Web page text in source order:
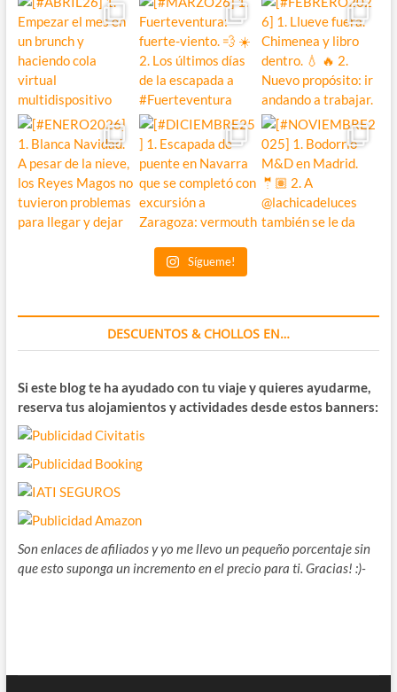
Sígueme!
DESCUENTOS & CHOLLOS EN…
Si este blog te ha ayudado con tu viaje y quieres ayudarme,
reserva tus alojamientos y actividades desde estos banners:
Son enlaces de afiliados y yo me llevo un pequeño porcentaje sin
que esto suponga un incremento en el precio para ti. Gracias! :)-